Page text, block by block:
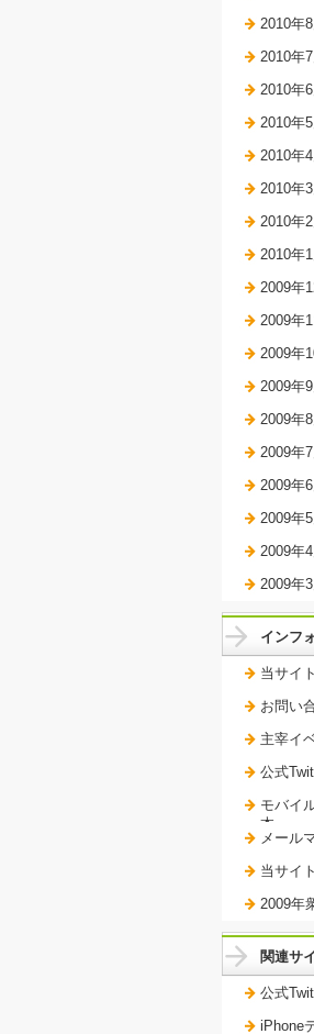
2010年
2010年
2010年
2010年
2010年
2010年
2010年
2010年
2009年
2009年
2009年
2009年
2009年
2009年
2009年
2009年
2009年
2009年
インフ
当サイ
お問い
主宰イ
公式
モバイ
本。
メール
当サイ
2009年
関連サ
公式
iPhone